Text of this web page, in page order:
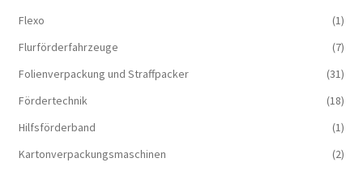
Flexo
(1)
Flurförderfahrzeuge
(7)
Folienverpackung und Straffpacker
(31)
Fördertechnik
(18)
Hilfsförderband
(1)
Kartonverpackungsmaschinen
(2)